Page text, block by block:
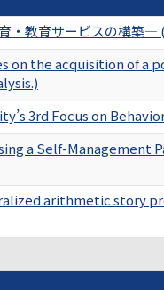
・教育サービスの構築―
on the acquisition of a
3rd Focus on
a Self-Management
arithmetic story